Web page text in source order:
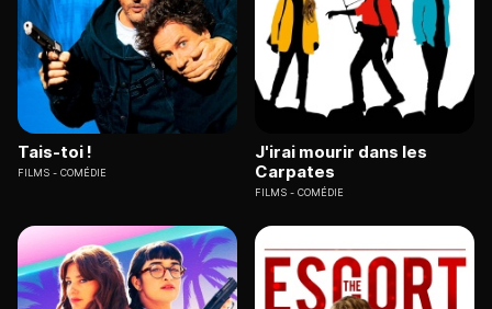
Tais-toi !
FILMS COMÉDIE
J'irai mourir dans les
Carpates
FILMS COMÉDIE